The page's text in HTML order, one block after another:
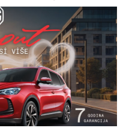
od 10.000 dinara -
Srbiji